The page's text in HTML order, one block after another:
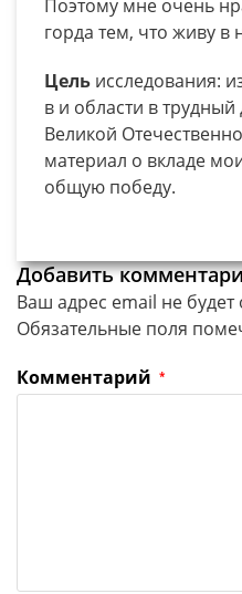
Поэтому мне очень
горда тем, что живу в
Цель исследования:
в и области в
Великой
материал о вкладе
общую победу.
Добавить
Ваш адрес email не будет
Обязательные поля
Комментарий *